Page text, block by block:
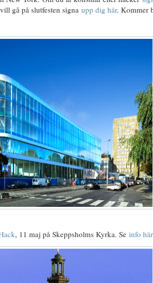
gå på slutfesten signa upp dig här. Kommer
, 11 maj på Skeppsholms Kyrka. Se info här